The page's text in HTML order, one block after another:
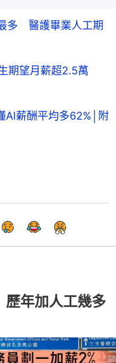
多 醫護畢業人工期
期望月薪超2.5萬
薪酬平均多62%│附
年加人工幾多